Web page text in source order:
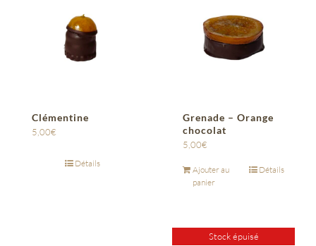
Clémentine
5,00€
Détails
Grenade – Orange
chocolat
5,00€
Ajouter au
panier
Détails
Stock épuisé